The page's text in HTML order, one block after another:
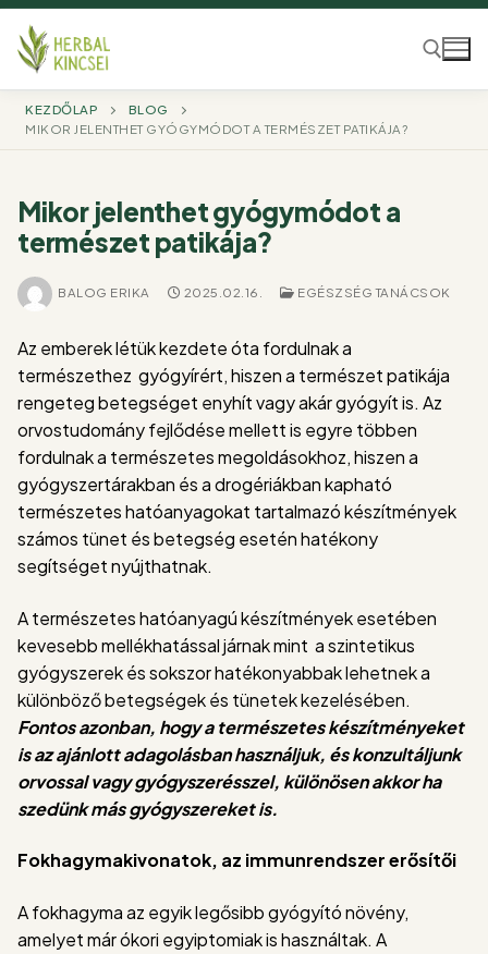
Ugrás
tartalomra
Keresése:
KEZDŐLAP
BLOG
MIKOR JELENTHET GYÓGYMÓDOT A TERMÉSZET PATIKÁJA?
Mikor jelenthet gyógymódot a
természet patikája?
BALOG ERIKA 2025.02.16. EGÉSZSÉG TANÁCSOK
Az emberek létük kezdete óta fordulnak a
természethez gyógyírért, hiszen a természet patikája
rengeteg betegséget enyhít vagy akár gyógyít is. Az
orvostudomány fejlődése mellett is egyre többen
fordulnak a természetes megoldásokhoz, hiszen a
gyógyszertárakban és a drogériákban kapható
természetes hatóanyagokat tartalmazó készítmények
számos tünet és betegség esetén hatékony
segítséget nyújthatnak.
A természetes hatóanyagú készítmények esetében
kevesebb mellékhatással járnak mint a szintetikus
gyógyszerek és sokszor hatékonyabbak lehetnek a
különböző betegségek és tünetek kezelésében.
Fontos azonban, hogy a természetes készítményeket
is az ajánlott adagolásban használjuk, és konzultáljunk
orvossal vagy gyógyszerésszel, különösen akkor ha
szedünk más gyógyszereket is.
Fokhagymakivonatok, az immunrendszer erősítői
A fokhagyma az egyik legősibb gyógyító növény,
amelyet már ókori egyiptomiak is használtak. A